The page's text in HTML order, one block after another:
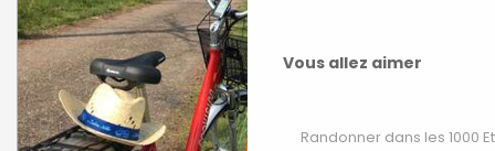
Vous allez aimer
Randonner dans les 1000